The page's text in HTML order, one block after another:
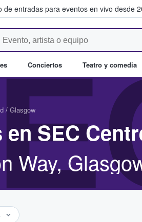
de entradas para eventos en vivo desde
compra y venta de
Conciertos Teatro y comedia
/ Glasgow
SEC
Way,